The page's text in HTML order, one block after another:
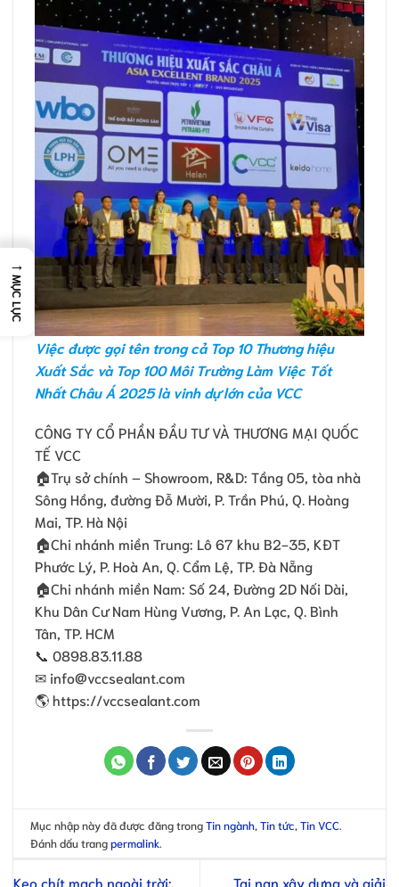
Việc được gọi tên trong cả Top 10 Thương hiệu
Xuất Sắc và Top 100 Môi Trường Làm Việc Tốt
Nhất Châu Á 2025 là vinh dự lớn của VCC
CÔNG TY CỔ PHẦN ĐẦU TƯ VÀ THƯƠNG MẠI QUỐC
TẾ VCC
🏠Trụ sở chính – Showroom, R&D: Tầng 05, tòa nhà
Sông Hồng, đường Đỗ Mười, P. Trần Phú, Q. Hoàng
Mai, TP. Hà Nội
🏠Chi nhánh miền Trung: Lô 67 khu B2-35, KĐT
Phước Lý, P. Hoà An, Q. Cẩm Lệ, TP. Đà Nẵng
🏠Chi nhánh miền Nam: Số 24, Ðường 2D Nối Dài,
Khu Dân Cư Nam Hùng Vương, P. An Lạc, Q. Bình
Tân, TP. HCM
📞 0898.83.11.88
✉ info@vccsealant.com
🌎 https://vccsealant.com
Mục nhập này đã được đăng trongTin ngành ,Tin tức ,Tin VCC
Đánh dấu trangpermalink
Keo chít mạch ngoài trời: Tai nạn xây dựng và giải
→
MỤC LỤC